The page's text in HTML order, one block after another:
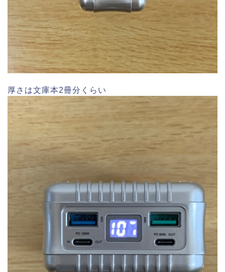
厚さは文庫本2冊分くらい